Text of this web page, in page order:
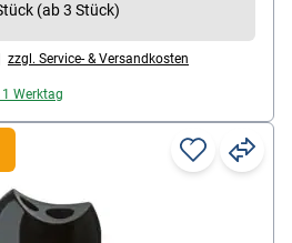
(ab 3 Stück)
zzgl. Service- & Versandkosten
Werktag